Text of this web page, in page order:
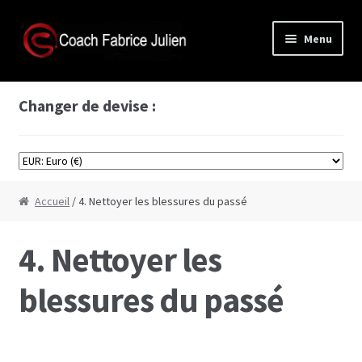
Aller
à
Aller
au
Menu
Accès membre
Formations vidéos
Formation Cyprine
Formation de séduction à base de scènes de
films
Formation comment bien faire l’amour
Changer de devise :
Accueil / 4. Nettoyer les blessures du passé
4. Nettoyer les
blessures du passé